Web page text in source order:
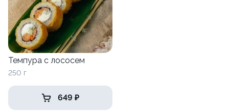
Темпура с лососем
250 г
649 ₽